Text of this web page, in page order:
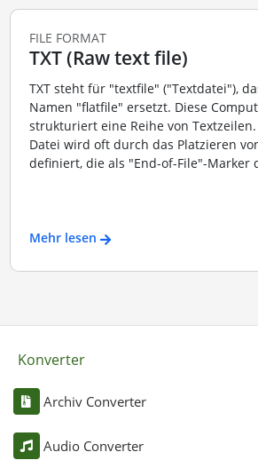
FILE FORMAT
TXT (Raw text file)
TXT steht für "textfile" ("Textdatei"),
Namen "flatfile" ersetzt. Diese
strukturiert eine Reihe von
Datei wird oft durch das Platzieren
definiert, die als "End-of-File"-Marker
Mehr lesen
Konverter
Archiv Converter
Audio Converter